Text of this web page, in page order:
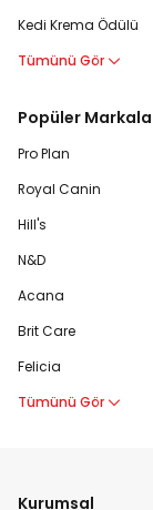
Kedi Krema Ödülü
Tümünü Gör
Popüler
Pro Plan
Royal Canin
Hill's
N&D
Acana
Brit Care
Felicia
Tümünü Gör
Kurumsal